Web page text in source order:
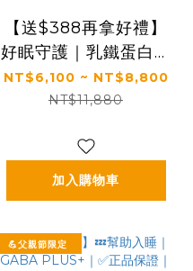
【送$388再拿好禮】
好眠守護｜乳鐵蛋白＋
初乳＋益生菌｜✅正品
保證｜【太陽星】全效
乳鐵蛋白(3g*30包/
盒，多規格)
NT$6,100 ~ NT$8,800
NT$11,880
加入購物車
💪父親節限定